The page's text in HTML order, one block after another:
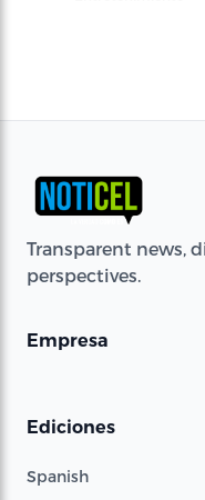
Transparent news,
perspectives.
Empresa
Ediciones
Spanish